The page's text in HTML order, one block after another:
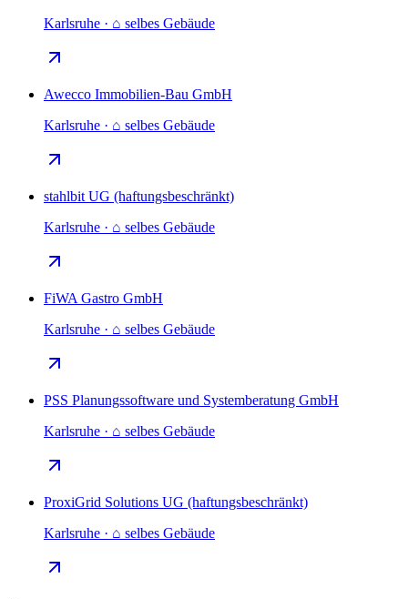
Karlsruhe · ⌂ selbes Gebäude
Awecco Immobilien-Bau GmbH
Karlsruhe · ⌂ selbes Gebäude
stahlbit UG (haftungsbeschränkt)
Karlsruhe · ⌂ selbes Gebäude
FiWA Gastro GmbH
Karlsruhe · ⌂ selbes Gebäude
PSS Planungssoftware und Systemberatung GmbH
Karlsruhe · ⌂ selbes Gebäude
ProxiGrid Solutions UG (haftungsbeschränkt)
Karlsruhe · ⌂ selbes Gebäude